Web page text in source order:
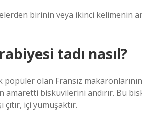
birinin veya ikinci kelimenin
tadı nasıl?
olan Fransız
amaretti bisküvilerini andırır. Bu
çıtır, içi yumuşaktır.